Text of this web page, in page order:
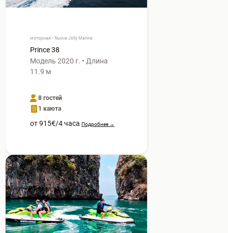
моторная • Nuova Jolly Marine
Prince 38
Модель 2020 г. • Длина
11.9 м
8 гостей
1 каюта
от 915€/4 часа Подробнее →